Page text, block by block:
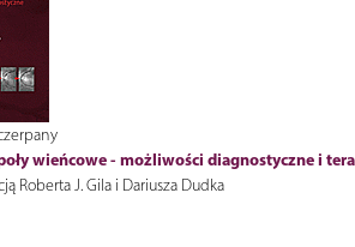
wieńcowe - możliwości diagnostyczne i
Roberta J. Gila i Dariusza Dudka